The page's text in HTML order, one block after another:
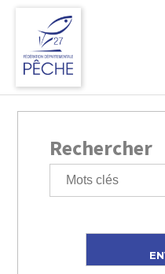
Rechercher